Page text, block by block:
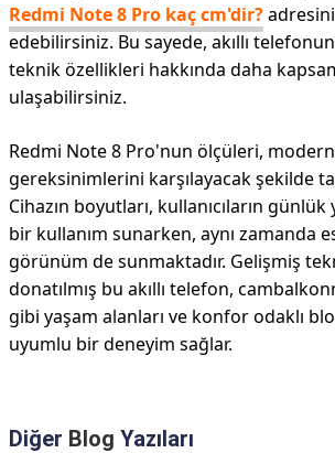
Redmi Note 8 Pro kaç cm'dir?
edebilirsiniz. Bu sayede, akıllı
teknik özellikleri hakkında daha
ulaşabilirsiniz.
Redmi Note 8 Pro'nun ölçüleri, modern
gereksinimlerini karşılayacak şekilde
Cihazın boyutları, kullanıcıların
bir kullanım sunarken, aynı zamanda
görünüm de sunmaktadır. Gelişmiş
donatılmış bu akıllı telefon,
gibi yaşam alanları ve konfor odaklı
uyumlu bir deneyim sağlar.
Diğer Blog Yazıları